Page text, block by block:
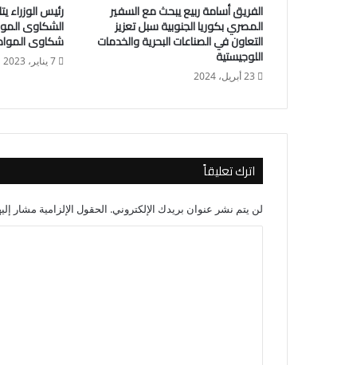
الفريق أسامة ربيع يبحث مع السفير
المصري بكوريا الجنوبية سبل تعزيز
التعاون في الصناعات البحرية والخدمات
اللوجيستية
23 أبريل، 2024
رئيس الوزراء
الشكاوى
شكاوى
7 يناير، 2023
اترك تعليقاً
لن يتم نشر عنوان بريدك الإلكتروني. الحقول الإلزامية مشار